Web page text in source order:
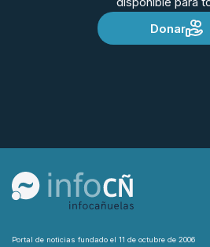
Donar
Portal de noticias fundado el 11 de octubre de 2006